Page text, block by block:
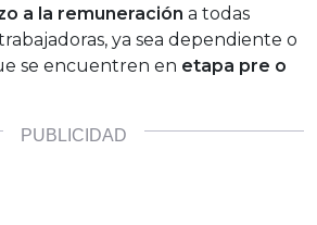
a la remuneración a todas
ya sea dependiente o
se encuentren en etapa pre o